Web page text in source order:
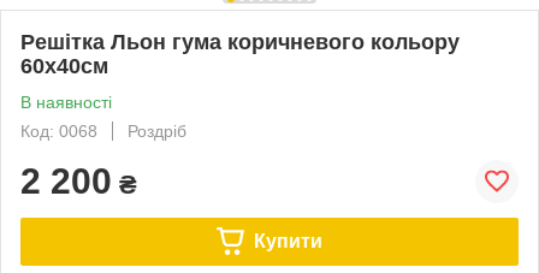
Решітка Льон гума коричневого кольору
60х40см
В наявності
Код: 0068
Роздріб
2 200 ₴
Купити